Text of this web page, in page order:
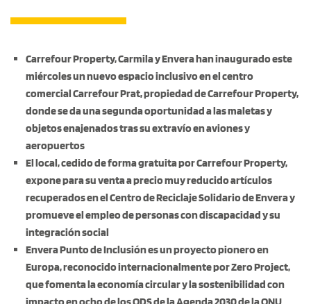
Carrefour Property, Carmila y Envera han inaugurado este
miércoles un nuevo espacio inclusivo en el centro
comercial Carrefour Prat, propiedad de Carrefour Property,
donde se da una segunda oportunidad a las maletas y
objetos enajenados tras su extravío en aviones y
aeropuertos
El local, cedido de forma gratuita por Carrefour Property,
expone para su venta a precio muy reducido artículos
recuperados en el Centro de Reciclaje Solidario de Envera y
promueve el empleo de personas con discapacidad y su
integración social
Envera Punto de Inclusión es un proyecto pionero en
Europa, reconocido internacionalmente por Zero Project,
que fomenta la economía circular y la sostenibilidad con